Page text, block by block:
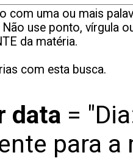
com uma ou mais
use ponto, vírgula
da matéria.
com esta busca.
data =
para a